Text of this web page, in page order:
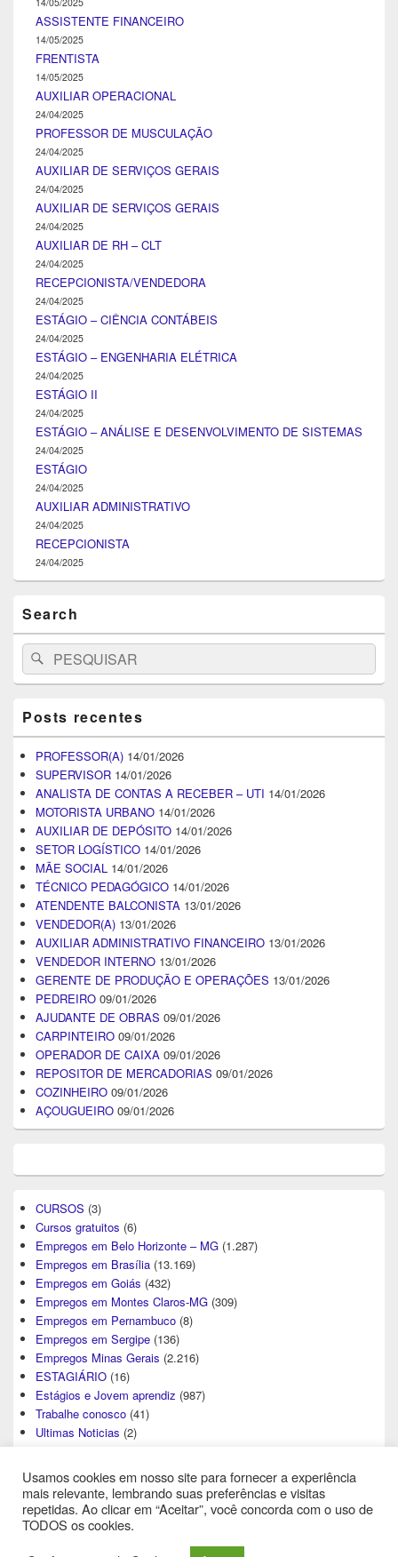
ASSISTENTE FINANCEIRO
14/05/2025
FRENTISTA
14/05/2025
AUXILIAR OPERACIONAL
24/04/2025
PROFESSOR DE MUSCULAÇÃO
24/04/2025
AUXILIAR DE SERVIÇOS GERAIS
24/04/2025
AUXILIAR DE SERVIÇOS GERAIS
24/04/2025
AUXILIAR DE RH – CLT
24/04/2025
RECEPCIONISTA/VENDEDORA
24/04/2025
ESTÁGIO – CIÊNCIA CONTÁBEIS
24/04/2025
ESTÁGIO – ENGENHARIA ELÉTRICA
24/04/2025
ESTÁGIO II
24/04/2025
ESTÁGIO – ANÁLISE E DESENVOLVIMENTO DE SISTEMAS
24/04/2025
ESTÁGIO
24/04/2025
AUXILIAR ADMINISTRATIVO
24/04/2025
RECEPCIONISTA
24/04/2025
Search
Search
for:
Pesquisar
Posts recentes
PROFESSOR(A) 14/01/2026
SUPERVISOR 14/01/2026
ANALISTA DE CONTAS A RECEBER – UTI 14/01/2026
MOTORISTA URBANO 14/01/2026
AUXILIAR DE DEPÓSITO 14/01/2026
SETOR LOGÍSTICO 14/01/2026
MÃE SOCIAL 14/01/2026
TÉCNICO PEDAGÓGICO 14/01/2026
ATENDENTE BALCONISTA 13/01/2026
VENDEDOR(A) 13/01/2026
AUXILIAR ADMINISTRATIVO FINANCEIRO 13/01/2026
VENDEDOR INTERNO 13/01/2026
GERENTE DE PRODUÇÃO E OPERAÇÕES 13/01/2026
PEDREIRO 09/01/2026
AJUDANTE DE OBRAS 09/01/2026
CARPINTEIRO 09/01/2026
OPERADOR DE CAIXA 09/01/2026
REPOSITOR DE MERCADORIAS 09/01/2026
COZINHEIRO 09/01/2026
AÇOUGUEIRO 09/01/2026
CURSOS (3)
Cursos gratuitos (6)
Empregos em Belo Horizonte – MG (1.287)
Empregos em Brasília (13.169)
Empregos em Goiás (432)
Empregos em Montes Claros-MG (309)
Empregos em Pernambuco (8)
Empregos em Sergipe (136)
Empregos Minas Gerais (2.216)
ESTAGIÁRIO (16)
Estágios e Jovem aprendiz (987)
Trabalhe conosco (41)
Ultimas Noticias (2)
Usamos cookies em nosso site para fornecer a experiência
mais relevante, lembrando suas preferências e visitas
repetidas. Ao clicar em “Aceitar”, você concorda com o uso de
TODOS os cookies.